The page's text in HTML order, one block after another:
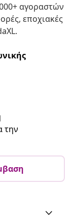
αγοραστών
εποχιακές
την